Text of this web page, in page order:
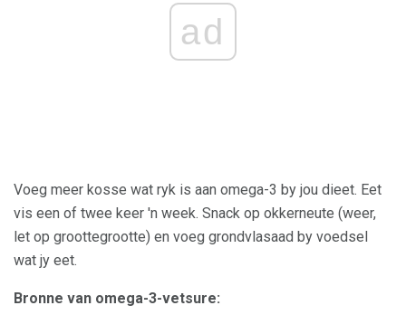
ad
Voeg meer kosse wat ryk is aan omega-3 by jou dieet. Eet
vis een of twee keer 'n week. Snack op okkerneute (weer,
let op groottegrootte) en voeg grondvlasaad by voedsel
wat jy eet.
Bronne van omega-3-vetsure: